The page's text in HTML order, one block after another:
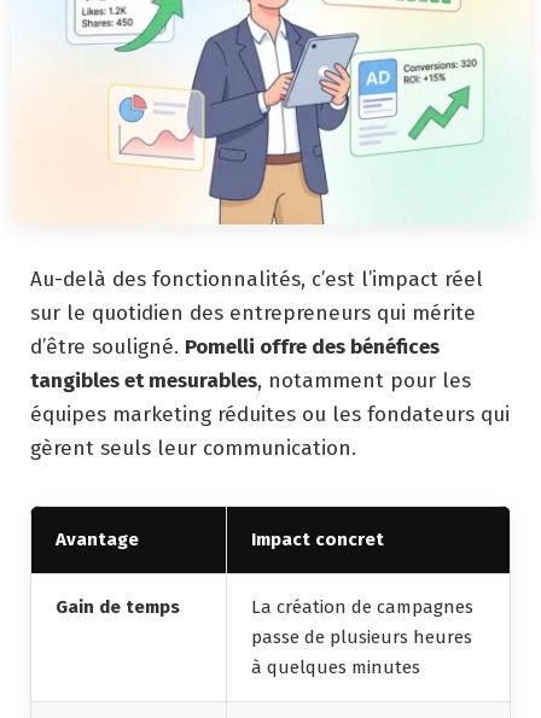
Au-delà des fonctionnalités, c’est l’impact réel
sur le quotidien des entrepreneurs qui mérite
d’être souligné. Pomelli offre des bénéfices
tangibles et mesurables, notamment pour les
équipes marketing réduites ou les fondateurs qui
gèrent seuls leur communication.
Avantage Impact concret
Gain de temps
La création de campagnes
passe de plusieurs heures
à quelques minutes